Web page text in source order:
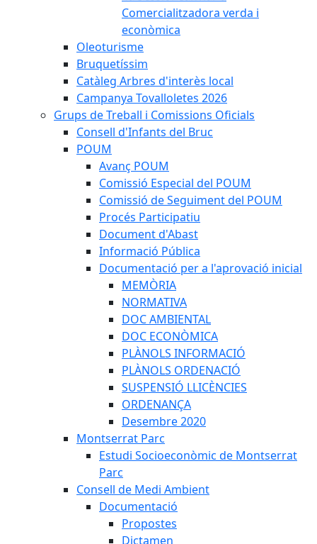
Comercialitzadora verda i
econòmica
Oleoturisme
Bruquetíssim
Catàleg Arbres d'interès local
Campanya Tovalloletes 2026
Grups de Treball i Comissions Oficials
Consell d'Infants del Bruc
POUM
Avanç POUM
Comissió Especial del POUM
Comissió de Seguiment del POUM
Procés Participatiu
Document d'Abast
Informació Pública
Documentació per a l'aprovació inicial
MEMÒRIA
NORMATIVA
DOC AMBIENTAL
DOC ECONÒMICA
PLÀNOLS INFORMACIÓ
PLÀNOLS ORDENACIÓ
SUSPENSIÓ LLICÈNCIES
ORDENANÇA
Desembre 2020
Montserrat Parc
Estudi Socioeconòmic de Montserrat
Parc
Consell de Medi Ambient
Documentació
Propostes
Dictamen